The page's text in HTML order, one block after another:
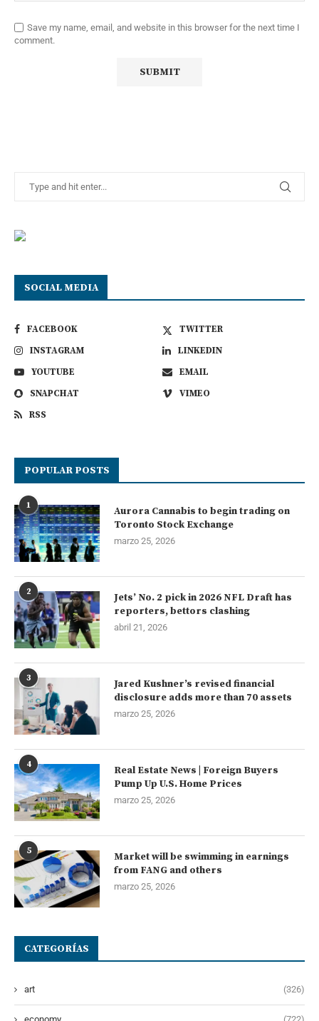
Save my name, email, and website in this browser for the next time I
comment.
SOCIAL MEDIA
FACEBOOK
TWITTER
INSTAGRAM
LINKEDIN
YOUTUBE
EMAIL
SNAPCHAT
VIMEO
RSS
POPULAR POSTS
1
Aurora Cannabis to begin trading on
Toronto Stock Exchange
marzo 25, 2026
2
Jets’ No. 2 pick in 2026 NFL Draft has
reporters, bettors clashing
abril 21, 2026
3
Jared Kushner’s revised financial
disclosure adds more than 70 assets
marzo 25, 2026
4
Real Estate News | Foreign Buyers
Pump Up U.S. Home Prices
marzo 25, 2026
5
Market will be swimming in earnings
from FANG and others
marzo 25, 2026
CATEGORÍAS
art (326)